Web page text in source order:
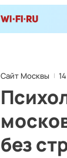
Сайт Москвы
без